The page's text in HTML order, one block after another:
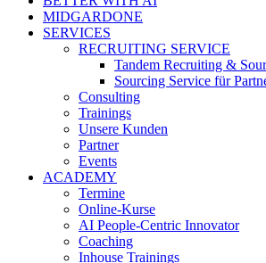
MIDGARDONE
SERVICES
RECRUITING SERVICE
Tandem Recruiting &
Sourcing Service für
Consulting
Trainings
Unsere Kunden
Partner
Events
ACADEMY
Termine
Online-Kurse
AI People-Centric Innovator
Coaching
Inhouse Trainings